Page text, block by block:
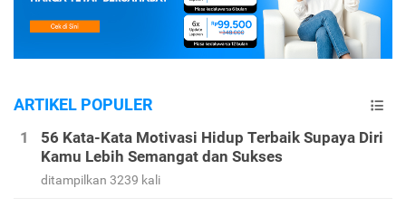
ARTIKEL POPULER
56 Kata-Kata Motivasi Hidup Terbaik Supaya Diri
Kamu Lebih Semangat dan Sukses
ditampilkan 3239 kali